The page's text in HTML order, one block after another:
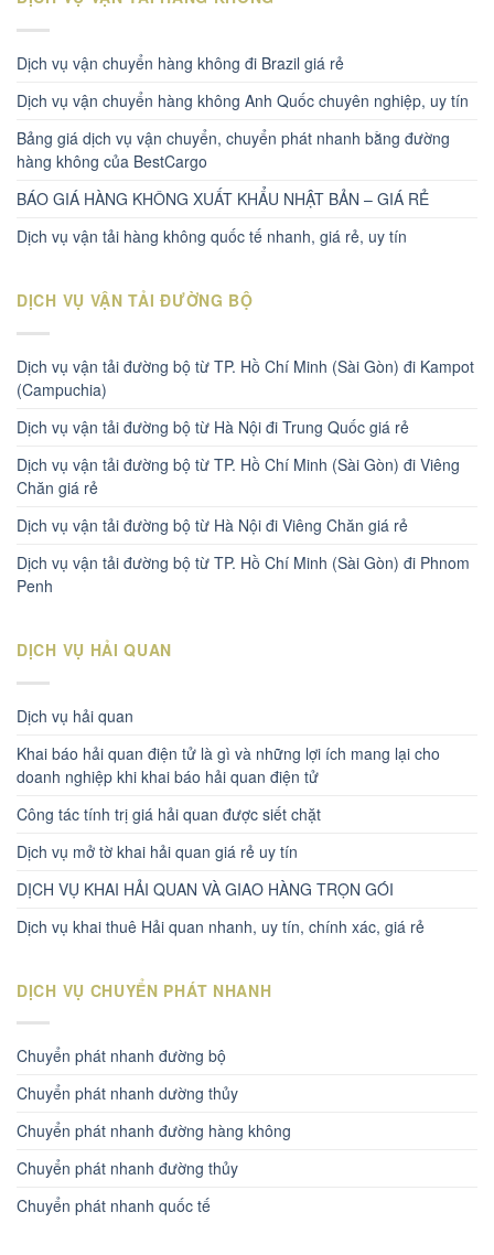
Dịch vụ vận chuyển hàng không đi Brazil giá rẻ
Dịch vụ vận chuyển hàng không Anh Quốc chuyên nghiệp, uy tín
Bảng giá dịch vụ vận chuyển, chuyển phát nhanh bằng đường
hàng không của BestCargo
BÁO GIÁ HÀNG KHÔNG XUẤT KHẨU NHẬT BẢN – GIÁ RẺ
Dịch vụ vận tải hàng không quốc tế nhanh, giá rẻ, uy tín
DỊCH VỤ VẬN TẢI ĐƯỜNG BỘ
Dịch vụ vận tải đường bộ từ TP. Hồ Chí Minh (Sài Gòn) đi Kampot
(Campuchia)
Dịch vụ vận tải đường bộ từ Hà Nội đi Trung Quốc giá rẻ
Dịch vụ vận tải đường bộ từ TP. Hồ Chí Minh (Sài Gòn) đi Viêng
Chăn giá rẻ
Dịch vụ vận tải đường bộ từ Hà Nội đi Viêng Chăn giá rẻ
Dịch vụ vận tải đường bộ từ TP. Hồ Chí Minh (Sài Gòn) đi Phnom
Penh
DỊCH VỤ HẢI QUAN
Dịch vụ hải quan
Khai báo hải quan điện tử là gì và những lợi ích mang lại cho
doanh nghiệp khi khai báo hải quan điện tử
Công tác tính trị giá hải quan được siết chặt
Dịch vụ mở tờ khai hải quan giá rẻ uy tín
DỊCH VỤ KHAI HẢI QUAN VÀ GIAO HÀNG TRỌN GÓI
Dịch vụ khai thuê Hải quan nhanh, uy tín, chính xác, giá rẻ
DỊCH VỤ CHUYỂN PHÁT NHANH
Chuyển phát nhanh đường bộ
Chuyển phát nhanh dường thủy
Chuyển phát nhanh đường hàng không
Chuyển phát nhanh đường thủy
Chuyển phát nhanh quốc tế